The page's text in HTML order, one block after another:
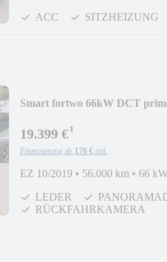
ACC
SITZHEIZUNG
Smart fortwo 66kW DCT
19.399 €¹
Finanzierung ab 176 € mtl.
EZ 10/2019 • 56.000 km • 66
LEDER
RÜCKFAHRKAMERA